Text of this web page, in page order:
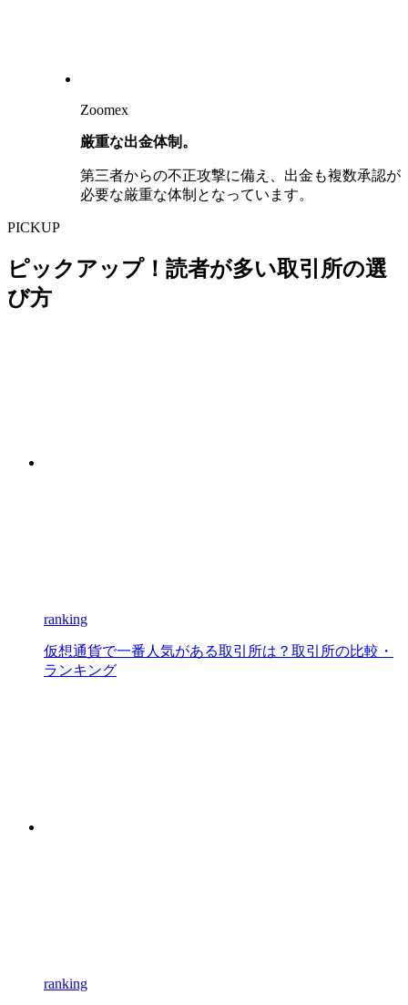
Zoomex
厳重な出金体制。
第三者からの不正攻撃に備え、出金も複数承認が
必要な厳重な体制となっています。
PICKUP
ピックアップ！読者が多い取引所の選
び方
ranking
仮想通貨で一番人気がある取引所は？取引所の比較・
ランキング
ranking